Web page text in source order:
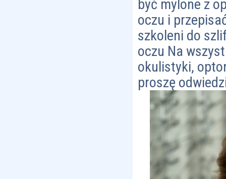
być mylone z
oczu i
szkoleni do
oczu Na
okulistyki,
proszę